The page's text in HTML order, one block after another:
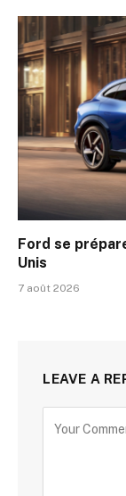
Ford se
Unis
7 août 2026
LEAVE A